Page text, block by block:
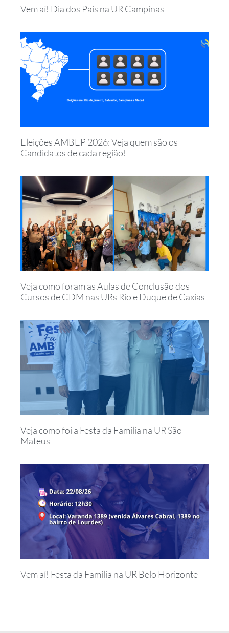
Vem aí! Dia dos Pais na UR Campinas
Eleições AMBEP 2026: Veja quem são os
Candidatos de cada região!
Veja como foram as Aulas de Conclusão dos
Cursos de CDM nas URs Rio e Duque de Caxias
Veja como foi a Festa da Família na UR São
Mateus
Vem aí! Festa da Família na UR Belo Horizonte